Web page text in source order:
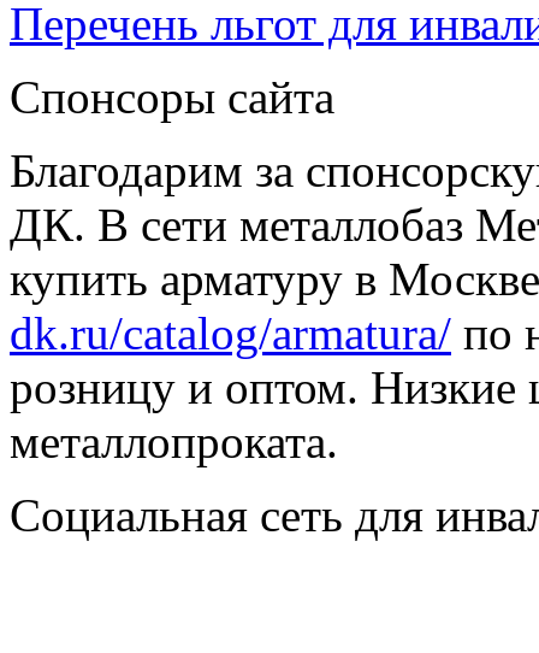
Перечень льгот для
Спонсоры сайта
Благодарим за
ДК. В сети металлобаз
купить арматуру в
dk.ru/catalog/armatura/ по
розницу и оптом. Низкие
металлопроката.
Социальная сеть для